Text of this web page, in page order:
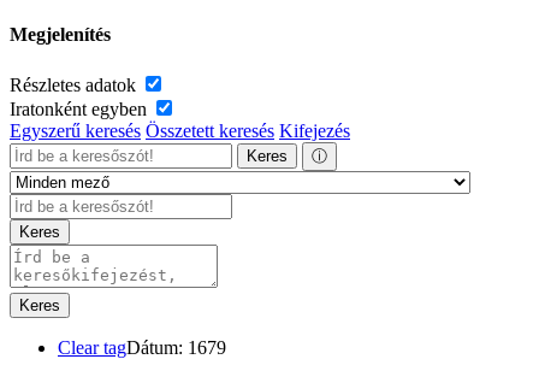
Megjelenítés
Részletes adatok
Iratonként egyben
Egyszerű keresés Összetett keresés Kifejezés
Keres ⓘ
Keres
Keres
Clear tagDátum: 1679